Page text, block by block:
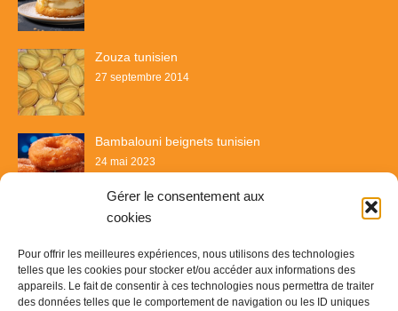
Gérer le consentement aux
cookies
Pour offrir les meilleures expériences, nous utilisons des technologies
telles que les cookies pour stocker et/ou accéder aux informations des
appareils. Le fait de consentir à ces technologies nous permettra de traiter
des données telles que le comportement de navigation ou les ID uniques
Zouza tunisien
27 septembre 2014
Bambalouni beignets tunisien
24 mai 2023